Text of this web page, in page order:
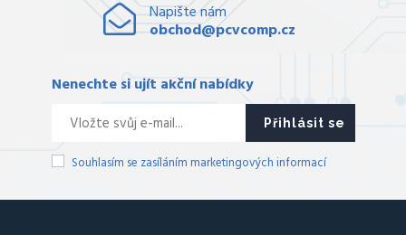
Napište nám
obchod@pcvcomp.cz
Nenechte si ujít akční nabídky
Přihlásit se
Souhlasím se zasíláním marketingových informací